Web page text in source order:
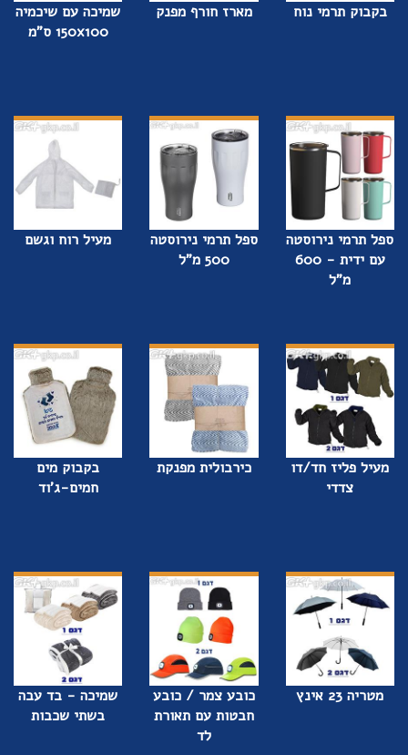
בקבוק תרמי נוח מארז חורף מפנק
שמיכה עם שיכמיה
150x100 ס"מ
ספל תרמי נירוסטה
עם ידית - 600
מ"ל
ספל תרמי נירוסטה
500 מ"ל
מעיל רוח וגשם
מעיל פליז חד/דו
צדדי
כירבולית מפנקת
בקבוק מים
חמים-ג'וד
מטריה 23 אינץ
כובע צמר / כובע
חבטות עם תאורת
לד
שמיכה - בד עבה
בשתי שכבות